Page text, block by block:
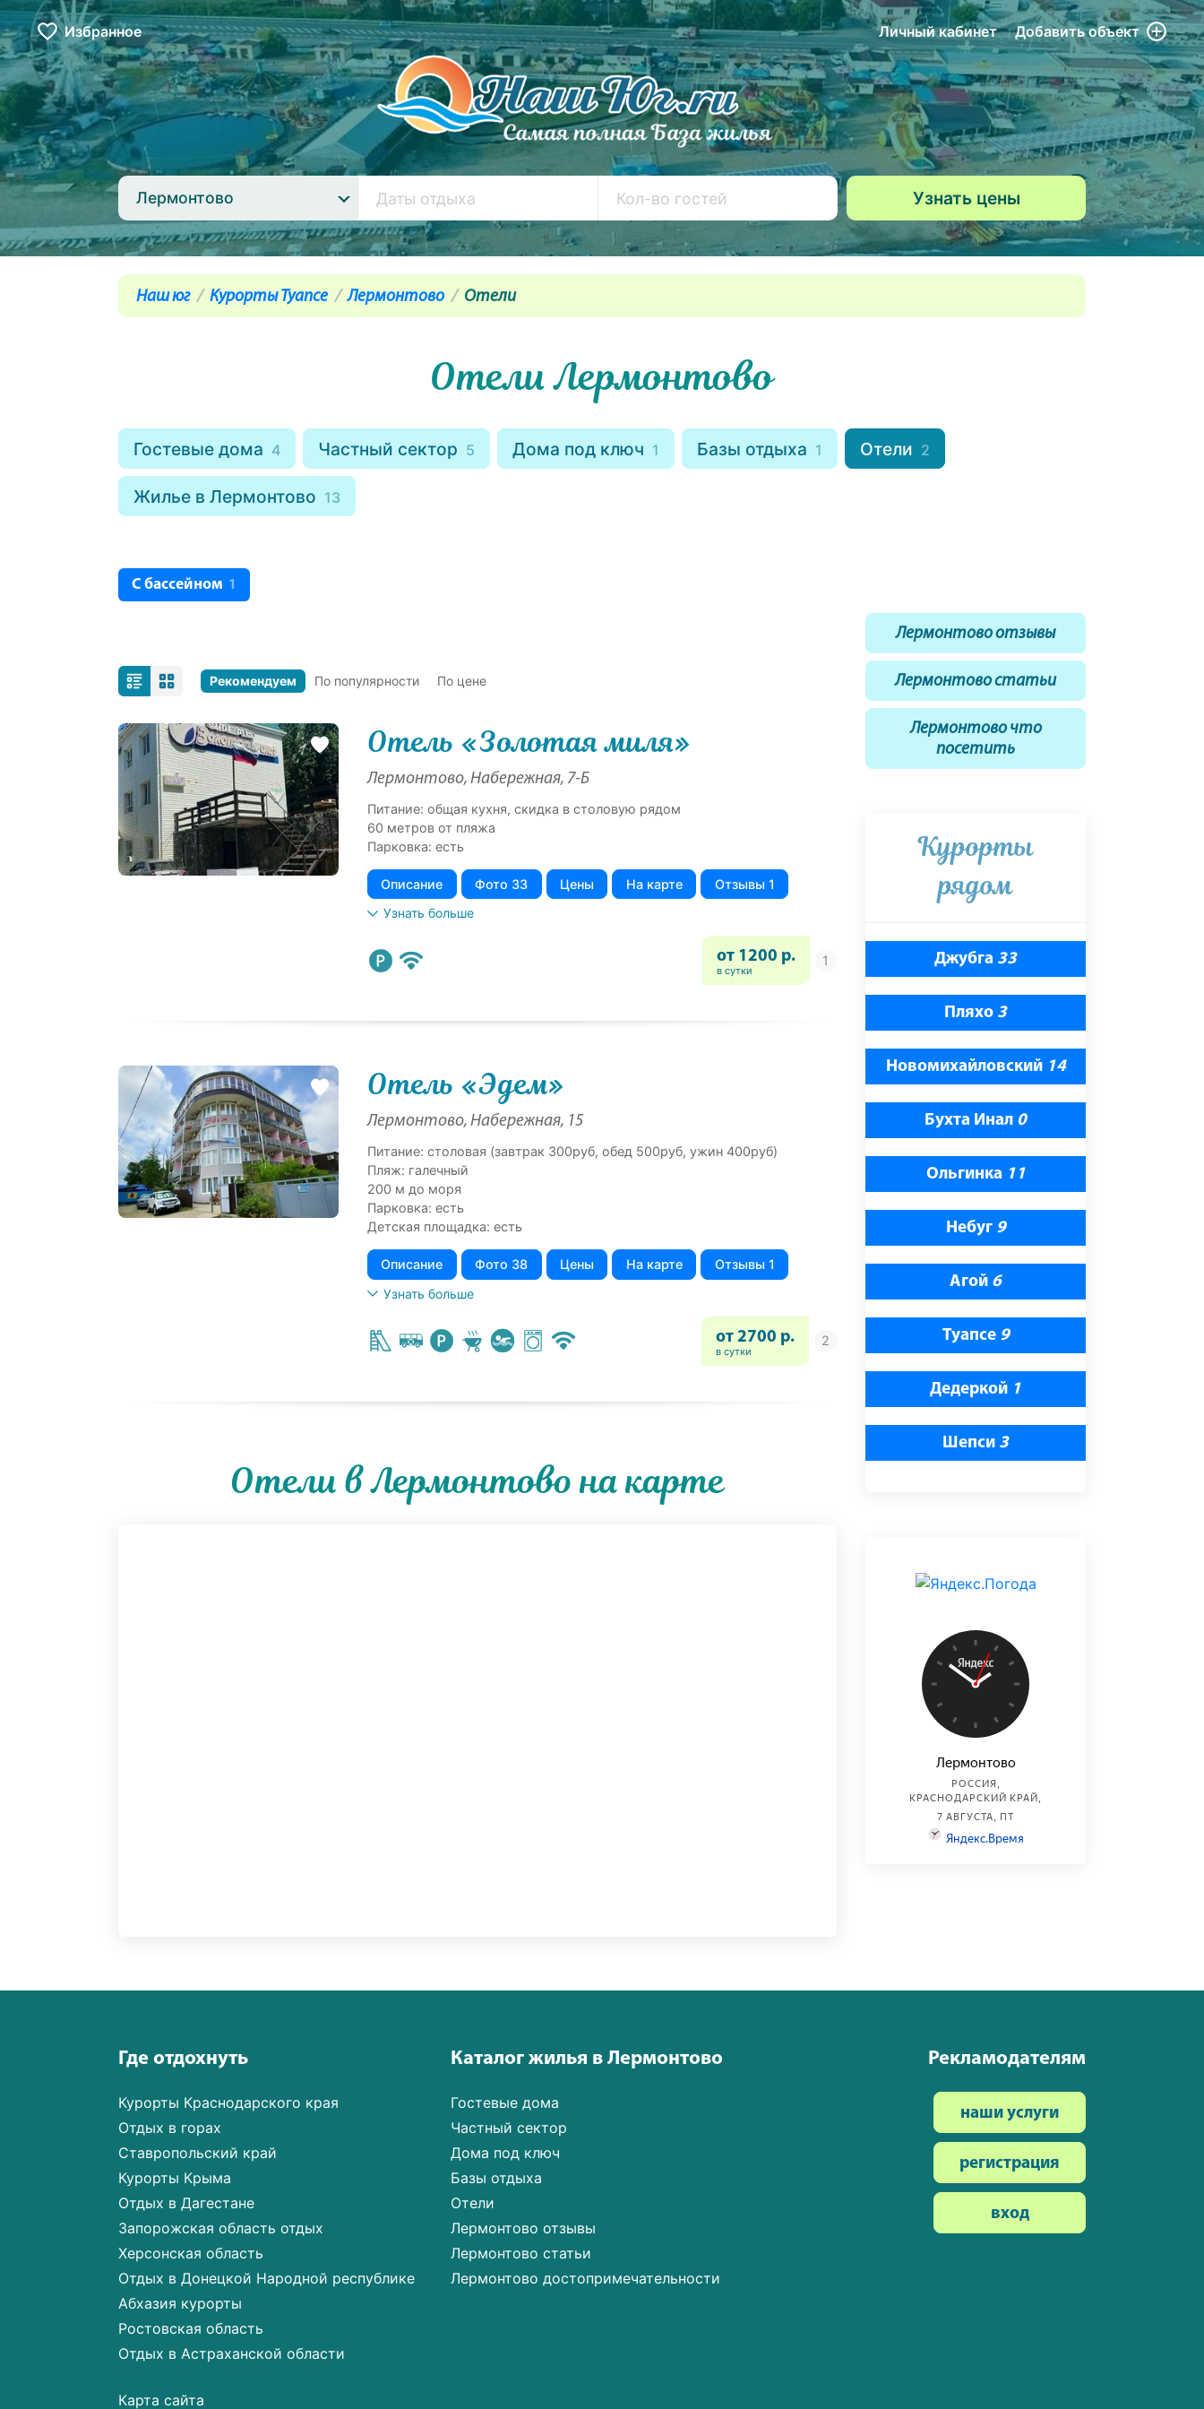
Избранное Личный кабинет Добавитьобъект
Лермонтово
Наш юг Курорты Туапсе Лермонтово Отели
Отели Лермонтово
Гостевые дома 4 Частный сектор 5 Дома под ключ 1 Базы отдыха 1 Отели 2
Жилье в Лермонтово 13
С бассейном 1
Рекомендуем По популярности По цене
Отель «Золотая миля»
Лермонтово, Набережная, 7-Б
Питание: общая кухня, скидка в столовую рядом
60 метров от пляжа
Парковка: есть
Описание Фото 33 Цены На карте
Отзывы 1
Узнать больше
от 1200 р.
в сутки
Отель «Эдем»
Лермонтово, Набережная, 15
Питание: столовая (завтрак 300руб, обед 500руб, ужин 400руб)
Пляж: галечный
200 м до моря
Парковка: есть
Детская площадка: есть
Описание Фото 38 Цены На карте
Отзывы 1
Узнать больше
от 2700 р.
в сутки
Отели в Лермонтово на карте
Лермонтово отзывы
Лермонтово статьи
Лермонтово что
посетить
Курорты
рядом
Джубга 33
Пляхо 3
Новомихайловский 14
Бухта Инал 0
Ольгинка 11
Небуг 9
Агой 6
Туапсе 9
Дедеркой 1
Шепси 3
Где отдохнуть
Курорты Краснодарского края
Отдых в горах
Ставропольский край
Курорты Крыма
Отдых в Дагестане
Запорожская область отдых
Херсонская область
Отдых в Донецкой Народной республике
Абхазия курорты
Ростовская область
Отдых в Астраханской области
Карта сайта
Каталог жилья в Лермонтово
Гостевые дома
Частный сектор
Дома под ключ
Базы отдыха
Отели
Лермонтово отзывы
Лермонтово статьи
Лермонтово достопримечательности
Рекламодателям
наши услуги
регистрация
вход